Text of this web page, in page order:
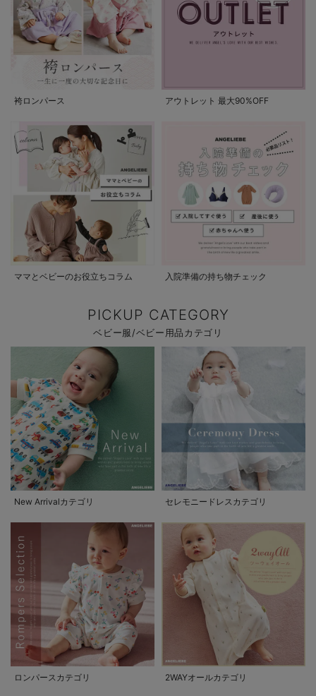
袴ロンパース アウトレット 最大90%OFF
ママとベビーのお役立ちコラム 入院準備の持ち物チェック
PICKUP CATEGORY
ベビー服/ベビー用品カテゴリ
New Arrivalカテゴリ セレモニードレスカテゴリ
ロンパースカテゴリ 2WAYオールカテゴリ